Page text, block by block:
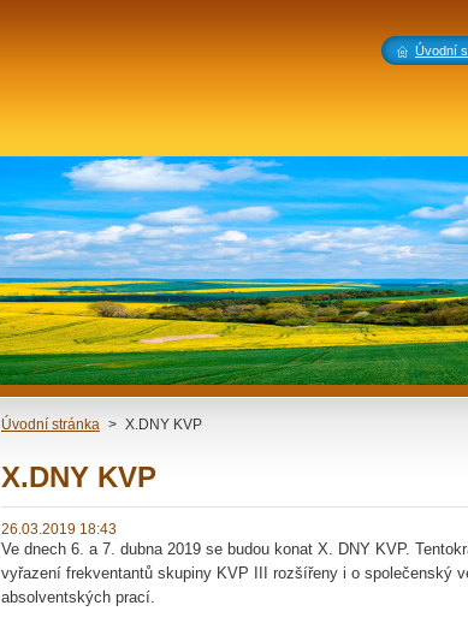
Úvodní stránka > X.DNY KVP
X.DNY KVP
26.03.2019 18:43
Ve dnech 6. a 7. dubna 2019 se budou konat X. DNY KVP.
vyřazení frekventantů skupiny KVP III rozšířeny i o společenský
absolventských prací.
Úvodní